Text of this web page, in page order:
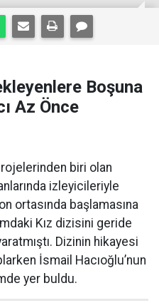
Boşuna
Az Önce
biri olan
izleyicileriyle
ortasında başlamasına
Kız dizisini geride
Dizinin hikayesi
İsmail Hacıoğlu’nun
yer buldu.